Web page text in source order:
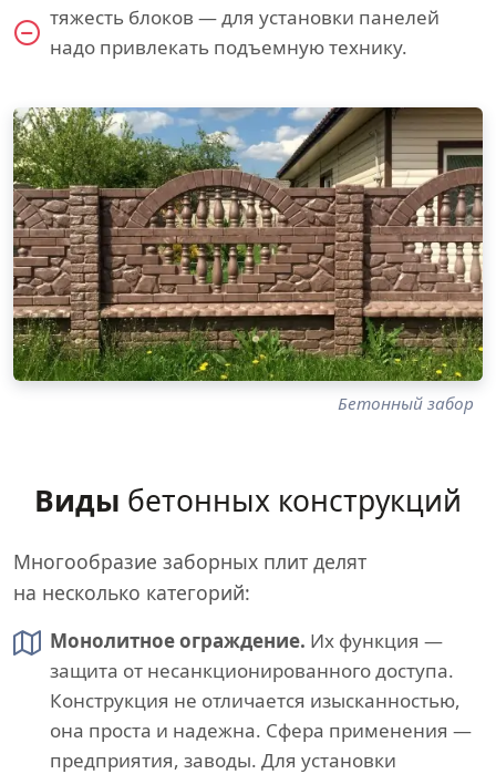
тяжесть блоков — для установки панелей
надо привлекать подъемную технику.
Бетонный забор
Виды бетонных конструкций
Многообразие заборных плит делят
на несколько категорий:
Монолитное ограждение. Их функция —
защита от несанкционированного доступа.
Конструкция не отличается изысканностью,
она проста и надежна. Сфера применения —
предприятия, заводы. Для установки